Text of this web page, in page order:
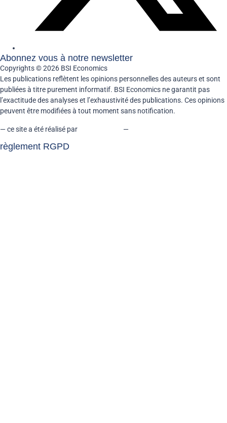
Abonnez vous à notre newsletter
Copyrights © 2026 BSI Economics
Les publications reflètent les opinions personnelles des auteurs et sont
publiées à titre purement informatif. BSI Economics ne garantit pas
l’exactitude des analyses et l’exhaustivité des publications. Ces opinions
peuvent être modifiées à tout moment sans notification.
— ce site a été réalisé par —
règlement RGPD